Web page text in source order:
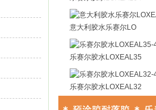
意大利胶水乐赛尔LO
乐赛尔胶水LOXEAL35
乐赛尔胶水LOXEAL32